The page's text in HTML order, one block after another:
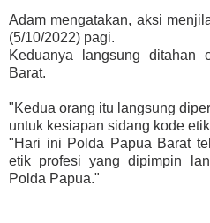
Adam mengatakan, aksi
(5/10/2022) pagi.
Keduanya langsung ditahan
Barat.
"Kedua orang itu langsung
untuk kesiapan sidang kode
"Hari ini Polda Papua Barat
etik profesi yang dipimpin
Polda Papua."